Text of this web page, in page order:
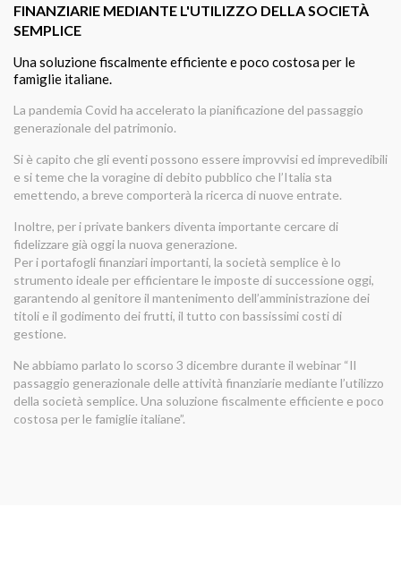
FINANZIARIE MEDIANTE L'UTILIZZO DELLA SOCIETÀ
SEMPLICE
Una soluzione fiscalmente efficiente e poco costosa per le
famiglie italiane.
La pandemia Covid ha accelerato la pianificazione del passaggio
generazionale del patrimonio.
Si è capito che gli eventi possono essere improvvisi ed imprevedibili
e si teme che la voragine di debito pubblico che l’Italia sta
emettendo, a breve comporterà la ricerca di nuove entrate.
Inoltre, per i private bankers diventa importante cercare di
fidelizzare già oggi la nuova generazione.
Per i portafogli finanziari importanti, la società semplice è lo
strumento ideale per efficientare le imposte di successione oggi,
garantendo al genitore il mantenimento dell’amministrazione dei
titoli e il godimento dei frutti, il tutto con bassissimi costi di
gestione.
Ne abbiamo parlato lo scorso 3 dicembre durante il webinar “Il
passaggio generazionale delle attività finanziarie mediante l’utilizzo
della società semplice. Una soluzione fiscalmente efficiente e poco
costosa per le famiglie italiane”.